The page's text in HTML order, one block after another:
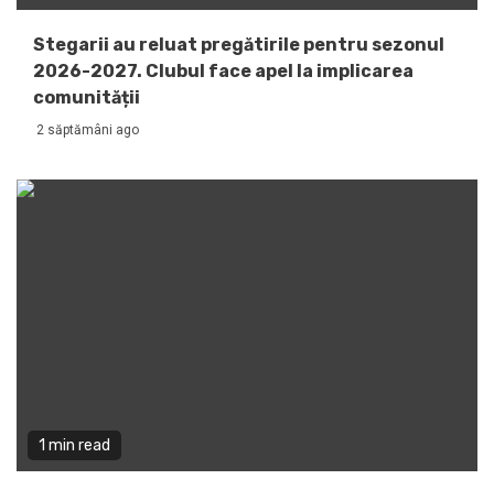
Stegarii au reluat pregătirile pentru sezonul
2026-2027. Clubul face apel la implicarea
comunității
2 săptămâni ago
1 min read